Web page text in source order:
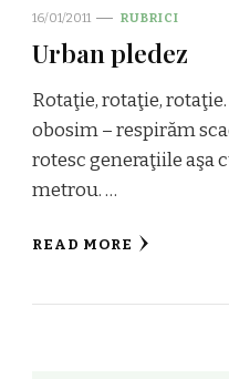
16/01/2011 RUBRICI
Urban pledez
Rotaţie, rotaţie,
obosim – respirăm
rotesc generaţiile aşa
metrou. …
READ MORE